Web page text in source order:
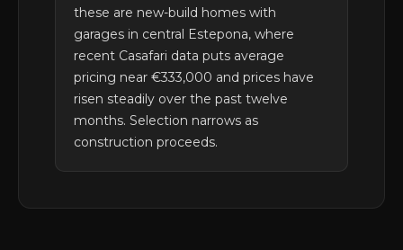
these are new-build homes with
garages in central Estepona, where
recent Casafari data puts average
pricing near €333,000 and prices have
risen steadily over the past twelve
months. Selection narrows as
construction proceeds.